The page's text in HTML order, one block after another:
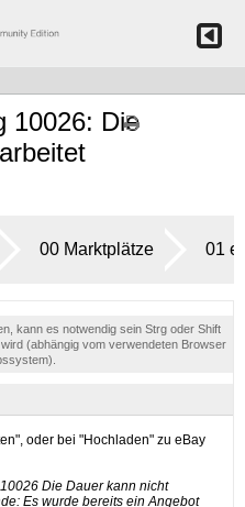
10026: Die
00 Marktplätze 01
kann es notwendig sein Strg oder Shift
(abhängig vom verwendeten Browser